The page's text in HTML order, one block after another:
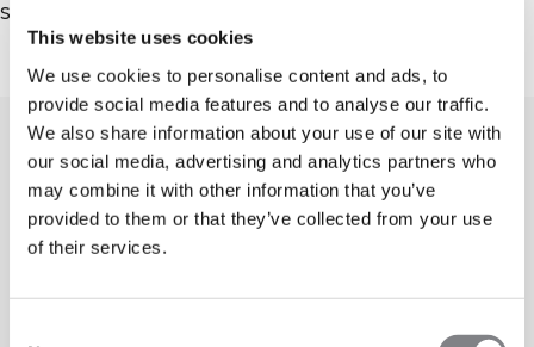
This website uses cookies
We use cookies to personalise content and ads, to
provide social media features and to analyse our traffic.
We also share information about your use of our site with
our social media, advertising and analytics partners who
may combine it with other information that you’ve
provided to them or that they’ve collected from your use
of their services.
Similar products